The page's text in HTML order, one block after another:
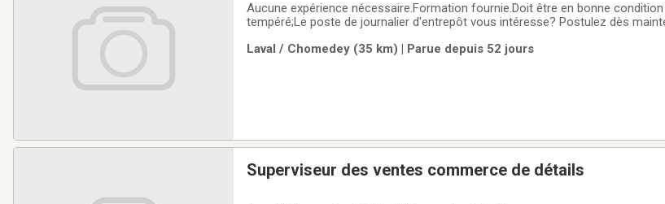
Aucune expérience nécessaire.Formation fournie.Doit être en bonne
tempéré;Le poste de journalier d'entrepôt vous intéresse? Postulez dès
Laval / Chomedey (35 km) | Parue depuis 52 jours
Superviseur des ventes commerce de détails